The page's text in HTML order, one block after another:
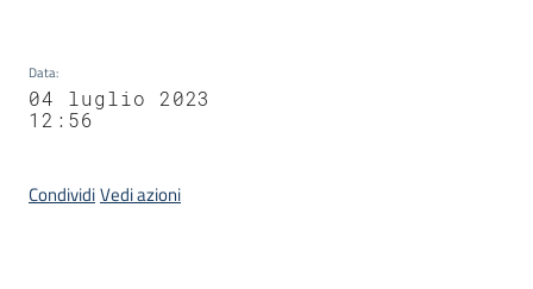
Data:
04 luglio 2023
12:56
CondividiVedi azioni